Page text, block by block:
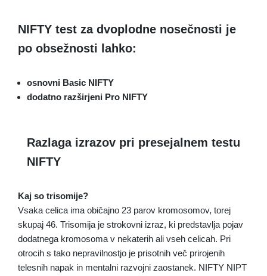
NIFTY test za dvoplodne nosečnosti je
po obsežnosti lahko:
osnovni Basic NIFTY
dodatno razširjeni Pro NIFTY
Razlaga izrazov pri presejalnem testu
NIFTY
Kaj so trisomije?
Vsaka celica ima običajno 23 parov kromosomov, torej
skupaj 46. Trisomija je strokovni izraz, ki predstavlja pojav
dodatnega kromosoma v nekaterih ali vseh celicah. Pri
otrocih s tako nepravilnostjo je prisotnih več prirojenih
telesnih napak in mentalni razvojni zaostanek. NIFTY NIPT